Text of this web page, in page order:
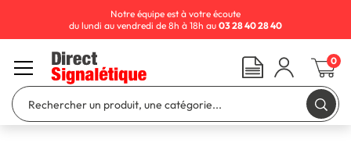
Notre équipe est à votre écoute
du lundi au vendredi de 8h à 18h au 03 28 40 28 40
0